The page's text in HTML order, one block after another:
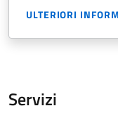
ULTERIORI
Servizi